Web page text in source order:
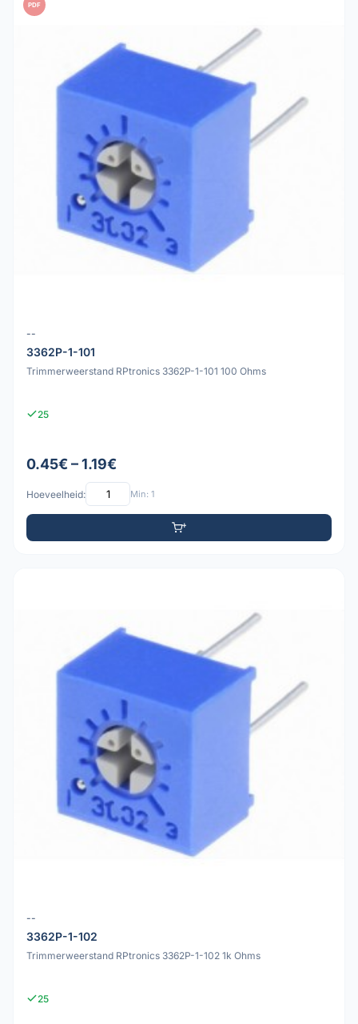
PDF
--
3362P-1-101
Trimmerweerstand RPtronics 3362P-1-101 100 Ohms
25
0.45€ – 1.19€
Hoeveelheid: Min: 1
--
3362P-1-102
Trimmerweerstand RPtronics 3362P-1-102 1k Ohms
25